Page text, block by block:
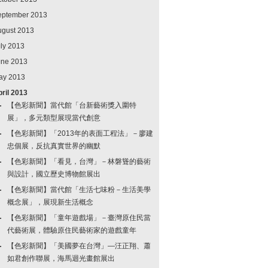
2013
2013
2013
2013
2013
2013
【色彩新聞】當代館「台新藝術獎入圍特
展」，多元類型展現當代創意
【色彩新聞】「2013年的表面工程法」－廖建
忠個展，反抗真實世界的幽默
【色彩新聞】「看見，台灣」－林磐聳的藝術
與設計，國立歷史博物館展出
【色彩新聞】當代館「生活七味粉－生活美學
概念展」，展現新生活概念
【色彩新聞】「童年遊戲場」－臺灣原住民當
代藝術展，體驗原住民藝術家的遊戲童年
【色彩新聞】「美國夢在台灣」—汪正翔、蕭
如君創作聯展，海馬迴光畫館展出